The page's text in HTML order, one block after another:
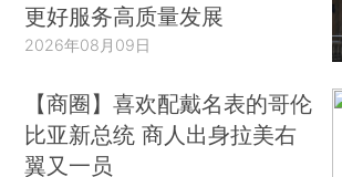
更好服务高质量发展
2026年08月09日
【商圈】喜欢配戴名表的哥伦
比亚新总统 商人出身拉美右
翼又一员